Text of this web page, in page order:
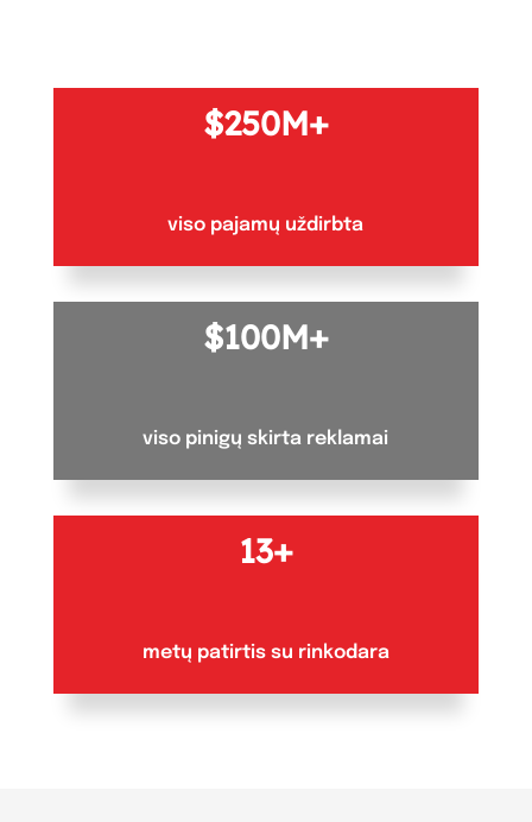
250M+
viso pajamų uždirbta
100M+
viso pinigų skirta reklamai
13+
metų patirtis su rinkodara